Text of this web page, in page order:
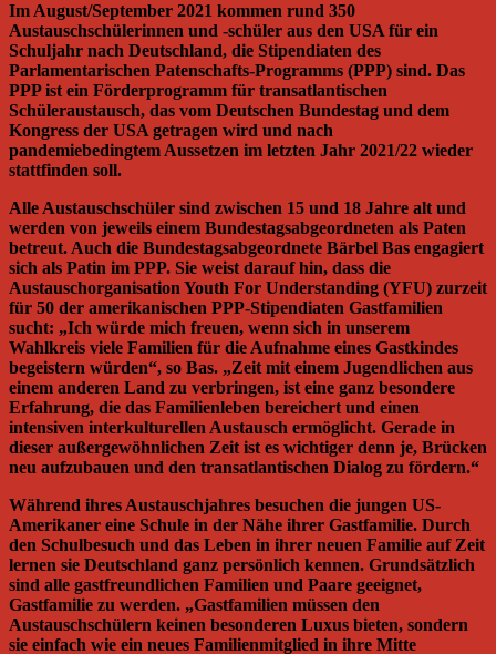
Im August/September 2021 kommen rund 350
Austauschschülerinnen und -schüler aus den USA für ein
Schuljahr nach Deutschland, die Stipendiaten des
Parlamentarischen Patenschafts-Programms (PPP) sind. Das
PPP ist ein Förderprogramm für transatlantischen
Schüleraustausch, das vom Deutschen Bundestag und dem
Kongress der USA getragen wird und nach
pandemiebedingtem Aussetzen im letzten Jahr 2021/22 wieder
stattfinden soll.
Alle Austauschschüler sind zwischen 15 und 18 Jahre alt und
werden von jeweils einem Bundestagsabgeordneten als Paten
betreut. Auch die Bundestagsabgeordnete Bärbel Bas engagiert
sich als Patin im PPP. Sie weist darauf hin, dass die
Austauschorganisation Youth For Understanding (YFU) zurzeit
für 50 der amerikanischen PPP-Stipendiaten Gastfamilien
sucht: „Ich würde mich freuen, wenn sich in unserem
Wahlkreis viele Familien für die Aufnahme eines Gastkindes
begeistern würden“, so Bas. „Zeit mit einem Jugendlichen aus
einem anderen Land zu verbringen, ist eine ganz besondere
Erfahrung, die das Familienleben bereichert und einen
intensiven interkulturellen Austausch ermöglicht. Gerade in
dieser außergewöhnlichen Zeit ist es wichtiger denn je, Brücken
neu aufzubauen und den transatlantischen Dialog zu fördern.“
Während ihres Austauschjahres besuchen die jungen US-
Amerikaner eine Schule in der Nähe ihrer Gastfamilie. Durch
den Schulbesuch und das Leben in ihrer neuen Familie auf Zeit
lernen sie Deutschland ganz persönlich kennen. Grundsätzlich
sind alle gastfreundlichen Familien und Paare geeignet,
Gastfamilie zu werden. „Gastfamilien müssen den
Austauschschülern keinen besonderen Luxus bieten, sondern
sie einfach wie ein neues Familienmitglied in ihre Mitte